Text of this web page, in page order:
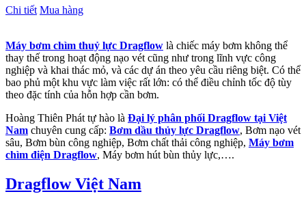
Chi tiết Mua hàng
Máy bơm chìm thuỷ lực Dragflow là chiếc máy bơm không thể
thay thế trong hoạt động nạo vét cũng như trong lĩnh vực công
nghiệp và khai thác mỏ, và các dự án theo yêu cầu riêng biệt. Có thể
bao phủ một khu vực làm việc rất lớn: có thể điều chỉnh tốc độ tùy
theo đặc tính của hỗn hợp cần bơm.
Hoàng Thiên Phát tự hào là Đại lý phân phối Dragflow tại Việt
Nam chuyên cung cấp: Bơm dầu thủy lực Dragflow, Bơm nạo vét
sâu, Bơm bùn công nghiệp, Bơm chất thải công nghiệp, Máy bơm
chìm điện Dragflow, Máy bơm hút bùn thủy lực,….
Dragflow Việt Nam